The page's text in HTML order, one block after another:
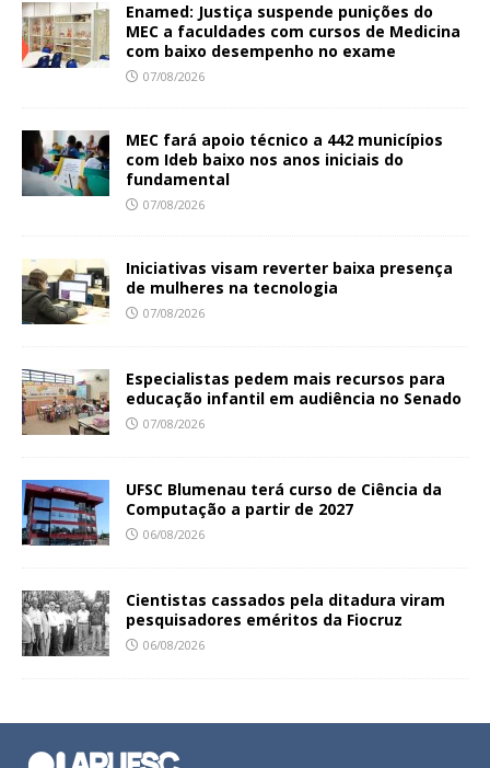
Enamed: Justiça suspende punições do
MEC a faculdades com cursos de Medicina
com baixo desempenho no exame
07/08/2026
MEC fará apoio técnico a 442 municípios
com Ideb baixo nos anos iniciais do
fundamental
07/08/2026
Iniciativas visam reverter baixa presença
de mulheres na tecnologia
07/08/2026
Especialistas pedem mais recursos para
educação infantil em audiência no Senado
07/08/2026
UFSC Blumenau terá curso de Ciência da
Computação a partir de 2027
06/08/2026
Cientistas cassados pela ditadura viram
pesquisadores eméritos da Fiocruz
06/08/2026